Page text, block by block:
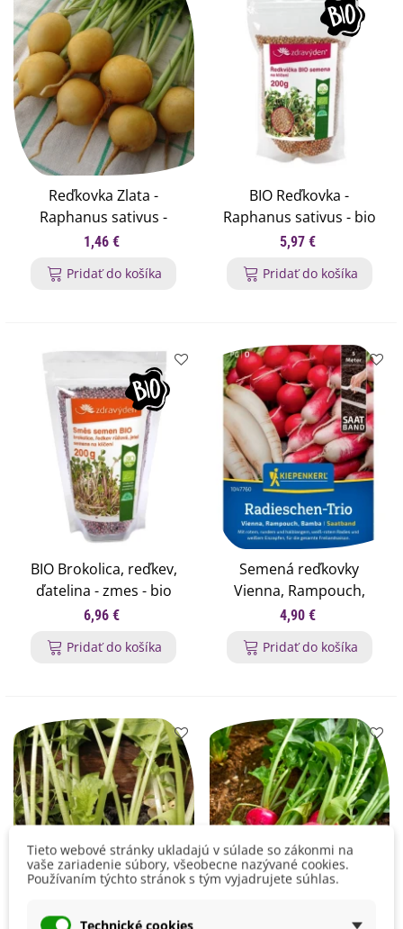
Reďkovka Zlata -
Raphanus sativus -
semená reďkovky - 200
1,46 €
Pridať do košíka
BIO Reďkovka -
Raphanus sativus - bio
semená na klíčenie - 200
5,97 €
Pridať do košíka
BIO Brokolica, reďkev,
ďatelina - zmes - bio
semená na klíčenie -
6,96 €
Pridať do košíka
Semená reďkovky
Vienna, Rampouch,
Bamba - výsevný
4,90 €
Pridať do košíka
Tieto webové stránky ukladajú v súlade so zákonmi na
vaše zariadenie súbory, všeobecne nazývané cookies.
Používaním týchto stránok s tým vyjadrujete súhlas.
Technické cookies